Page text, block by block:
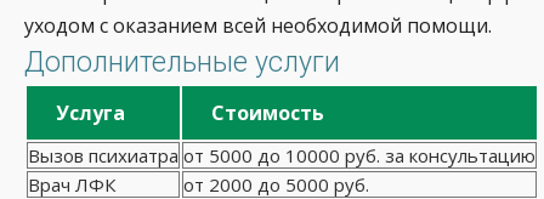
уходом с оказанием всей необходимой помощи.
Дополнительные услуги
Услуга Стоимость
Вызов психиатра от 5000 до 10000 руб. за консультацию
Врач ЛФК
от 2000 до 5000 руб.